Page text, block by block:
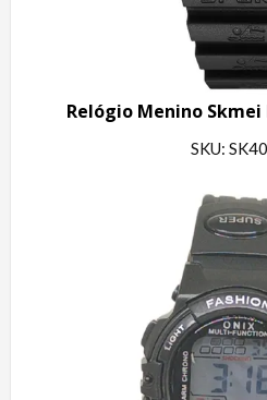
Relógio Menino
SKU: